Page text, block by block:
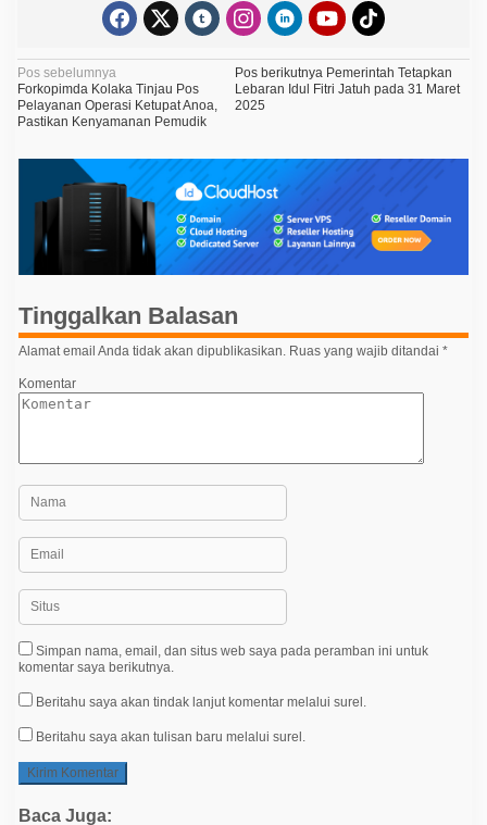
N
a
v
i
i
p
o
s
Pos sebelumnya
Forkopimda Kolaka Tinjau Pos
Pelayanan Operasi Ketupat Anoa,
Pastikan Kenyamanan Pemudik
Pos berikutnyaPemerintah Tetapkan
Lebaran Idul Fitri Jatuh pada 31 Maret
2025
Tinggalkan Balasan
Alamat email Anda tidak akan dipublikasikan. Ruas yang wajib ditandai *
Komentar
Simpan nama, email, dan situs web saya pada peramban ini untuk
komentar saya berikutnya.
Beritahu saya akan tindak lanjut komentar melalui surel.
Beritahu saya akan tulisan baru melalui surel.
Baca Juga: